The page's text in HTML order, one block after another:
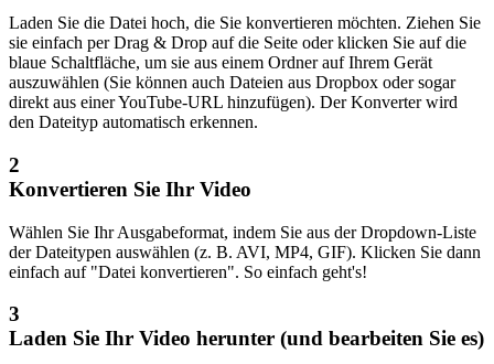
Laden Sie die Datei hoch, die Sie konvertieren möchten. Ziehen Sie
sie einfach per Drag & Drop auf die Seite oder klicken Sie auf die
blaue Schaltfläche, um sie aus einem Ordner auf Ihrem Gerät
auszuwählen (Sie können auch Dateien aus Dropbox oder sogar
direkt aus einer YouTube-URL hinzufügen). Der Konverter wird
den Dateityp automatisch erkennen.
2
Konvertieren Sie Ihr Video
Wählen Sie Ihr Ausgabeformat, indem Sie aus der Dropdown-Liste
der Dateitypen auswählen (z. B. AVI, MP4, GIF). Klicken Sie dann
einfach auf "Datei konvertieren". So einfach geht's!
3
Laden Sie Ihr Video herunter (und bearbeiten Sie es)